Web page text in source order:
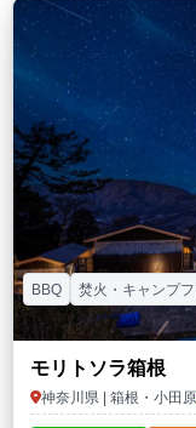
モリトソラ箱根
神奈川県 | 箱根・小田原
BBQ 焚火・キャンプ